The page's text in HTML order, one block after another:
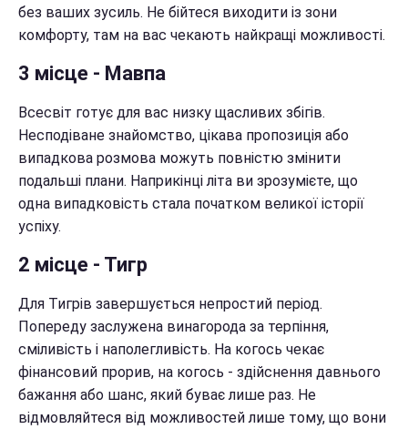
без ваших зусиль. Не бійтеся виходити із зони
комфорту, там на вас чекають найкращі можливості.
3 місце - Мавпа
Всесвіт готує для вас низку щасливих збігів.
Несподіване знайомство, цікава пропозиція або
випадкова розмова можуть повністю змінити
подальші плани. Наприкінці літа ви зрозумієте, що
одна випадковість стала початком великої історії
успіху.
2 місце - Тигр
Для Тигрів завершується непростий період.
Попереду заслужена винагорода за терпіння,
сміливість і наполегливість. На когось чекає
фінансовий прорив, на когось - здійснення давнього
бажання або шанс, який буває лише раз. Не
відмовляйтеся від можливостей лише тому, що вони